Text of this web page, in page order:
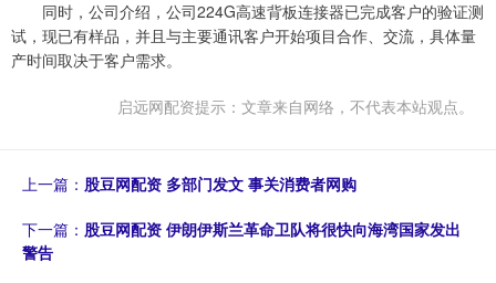
同时，公司介绍，公司224G高速背板连接器已完成客户的验证测
试，现已有样品，并且与主要通讯客户开始项目合作、交流，具体量
产时间取决于客户需求。
启远网配资提示：文章来自网络，不代表本站观点。
上一篇： 股豆网配资 多部门发文 事关消费者网购
下一篇： 股豆网配资 伊朗伊斯兰革命卫队将很快向海湾国家发出
警告